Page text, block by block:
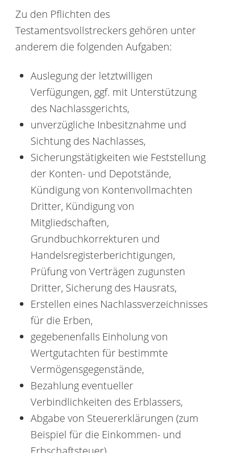
Zu den Pflichten des
Testamentsvollstreckers gehören unter
anderem die folgenden Aufgaben:
Auslegung der letztwilligen
Verfügungen, ggf. mit Unterstützung
des Nachlassgerichts,
unverzügliche Inbesitznahme und
Sichtung des Nachlasses,
Sicherungstätigkeiten wie Feststellung
der Konten- und Depotstände,
Kündigung von Kontenvollmachten
Dritter, Kündigung von
Mitgliedschaften,
Grundbuchkorrekturen und
Handelsregisterberichtigungen,
Prüfung von Verträgen zugunsten
Dritter, Sicherung des Hausrats,
Erstellen eines Nachlassverzeichnisses
für die Erben,
gegebenenfalls Einholung von
Wertgutachten für bestimmte
Vermögensgegenstände,
Bezahlung eventueller
Verbindlichkeiten des Erblassers,
Abgabe von Steuererklärungen (zum
Beispiel für die Einkommen- und